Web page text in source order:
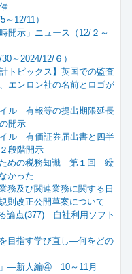
12/11）
開示」ニュース（12/２～
～2024/12/６）
計トピックス】英国での監査
エンロン社の名前とロゴが
イル 有報等の提出期限延長
開示
イル 有価証券届出書と四半
段階開示
ための税務知識 第１回 繰
かった
務及び関連業務に関する日
則改正公開草案について
論点(377) 自社利用ソフト
目指す学び直し―何をどの
」―新人編④ 10～11月